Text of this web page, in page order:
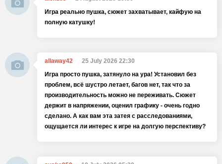
Игра реально пушка, сюжет захватывает, кайфую на
полную катушку!
allaway42
25 July 2026 22:30
Игра просто пушка, затянуло на ура! Установил без
проблем, всё шустро летает, багов нет, так что за
производительность можно не переживать. Сюжет
держит в напряжении, оценил графику - очень годно
сделано. А как вам эта затея с расследованиями,
ощущается ли интерес к игре на долгую перспективу?